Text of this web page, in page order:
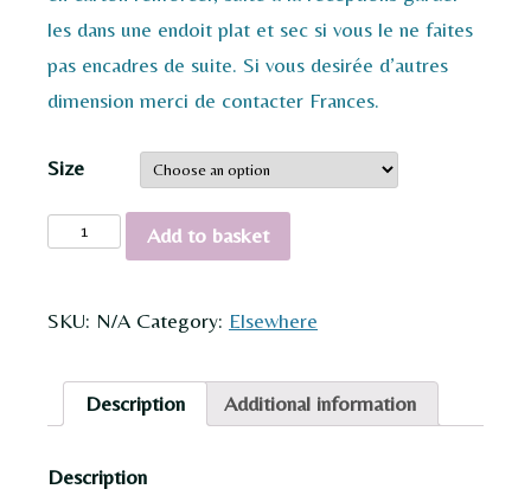
les dans une endoit plat et sec si vous le ne faites
pas encadres de suite. Si vous desirée d’autres
dimension merci de contacter Frances.
Size
Bee
Add to basket
SKU: N/A Category: Elsewhere
Description Additional information
Description